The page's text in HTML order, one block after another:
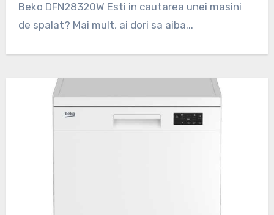
Beko DFN28320W Esti in cautarea unei masini
de spalat? Mai mult, ai dori sa aiba...